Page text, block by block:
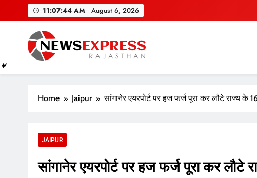
11:07:44 AM August 6, 2026
Home Jaipur सांगानेर एयरपोर्ट पर हज फर्ज पूरा कर लौटे राज्य के
JAIPUR
सांगानेर एयरपोर्ट पर हज फर्ज पूरा कर